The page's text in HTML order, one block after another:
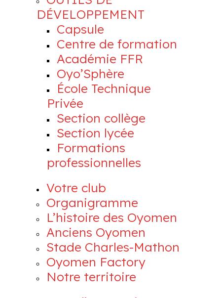
DÉVELOPPEMENT
Capsule
Centre de formation
Académie FFR
Oyo’Sphère
École Technique
Privée
Section collège
Section lycée
Formations
professionnelles
Votre club
Organigramme
L’histoire des Oyomen
Anciens Oyomen
Stade Charles-Mathon
Oyomen Factory
Notre territoire